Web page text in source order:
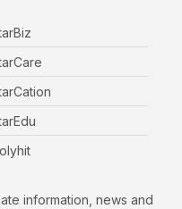
information, news and